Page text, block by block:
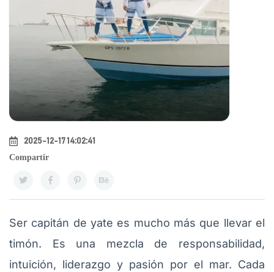
2025-12-17 14:02:41
Compartir
Ser capitán de yate es mucho más que llevar el
timón. Es una mezcla de responsabilidad,
intuición, liderazgo y pasión por el mar. Cada